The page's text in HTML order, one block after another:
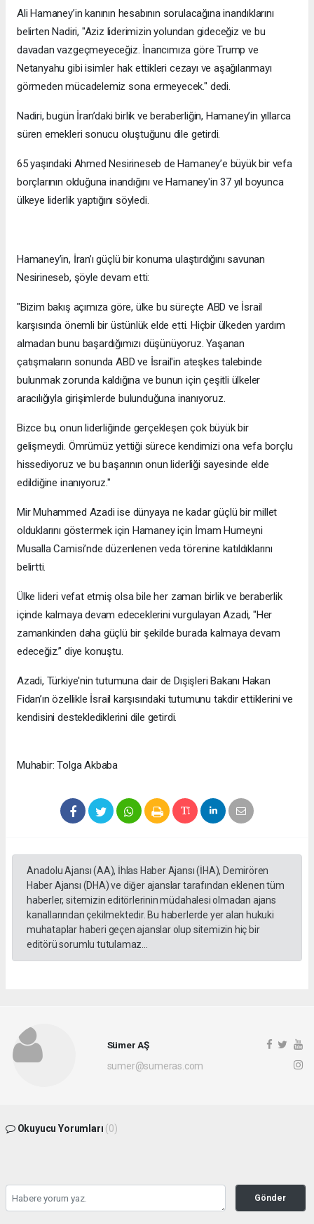
Ali Hamaney’in kanının hesabının sorulacağına inandıklarını
belirten Nadiri, "Aziz liderimizin yolundan gideceğiz ve bu
davadan vazgeçmeyeceğiz. İnancımıza göre Trump ve
Netanyahu gibi isimler hak ettikleri cezayı ve aşağılanmayı
görmeden mücadelemiz sona ermeyecek." dedi.
Nadiri, bugün İran’daki birlik ve beraberliğin, Hamaney’in yıllarca
süren emekleri sonucu oluştuğunu dile getirdi.
65 yaşındaki Ahmed Nesirineseb de Hamaney’e büyük bir vefa
borçlarının olduğuna inandığını ve Hamaney'in 37 yıl boyunca
ülkeye liderlik yaptığını söyledi.
Hamaney’in, İran’ı güçlü bir konuma ulaştırdığını savunan
Nesirineseb, şöyle devam etti:
"Bizim bakış açımıza göre, ülke bu süreçte ABD ve İsrail
karşısında önemli bir üstünlük elde etti. Hiçbir ülkeden yardım
almadan bunu başardığımızı düşünüyoruz. Yaşanan
çatışmaların sonunda ABD ve İsrail'in ateşkes talebinde
bulunmak zorunda kaldığına ve bunun için çeşitli ülkeler
aracılığıyla girişimlerde bulunduğuna inanıyoruz.
Bizce bu, onun liderliğinde gerçekleşen çok büyük bir
gelişmeydi. Ömrümüz yettiği sürece kendimizi ona vefa borçlu
hissediyoruz ve bu başarının onun liderliği sayesinde elde
edildiğine inanıyoruz."
Mir Muhammed Azadi ise dünyaya ne kadar güçlü bir millet
olduklarını göstermek için Hamaney için İmam Humeyni
Musalla Camisi’nde düzenlenen veda törenine katıldıklarını
belirtti.
Ülke lideri vefat etmiş olsa bile her zaman birlik ve beraberlik
içinde kalmaya devam edeceklerini vurgulayan Azadi, "Her
zamankinden daha güçlü bir şekilde burada kalmaya devam
edeceğiz.” diye konuştu.
Azadi, Türkiye'nin tutumuna dair de Dışişleri Bakanı Hakan
Fidan’ın özellikle İsrail karşısındaki tutumunu takdir ettiklerini ve
kendisini desteklediklerini dile getirdi.
Muhabir: Tolga Akbaba
Anadolu Ajansı (AA), İhlas Haber Ajansı (İHA), Demirören
Haber Ajansı (DHA) ve diğer ajanslar tarafından eklenen tüm
haberler, sitemizin editörlerinin müdahalesi olmadan ajans
kanallarından çekilmektedir. Bu haberlerde yer alan hukuki
muhataplar haberi geçen ajanslar olup sitemizin hiç bir
editörü sorumlu tutulamaz...
Sümer AŞ
sumer@sumeras.com
Okuyucu Yorumları (0)
Gönder